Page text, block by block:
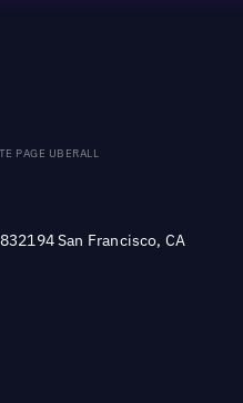
PAGE UBERALL
San Francisco, CA